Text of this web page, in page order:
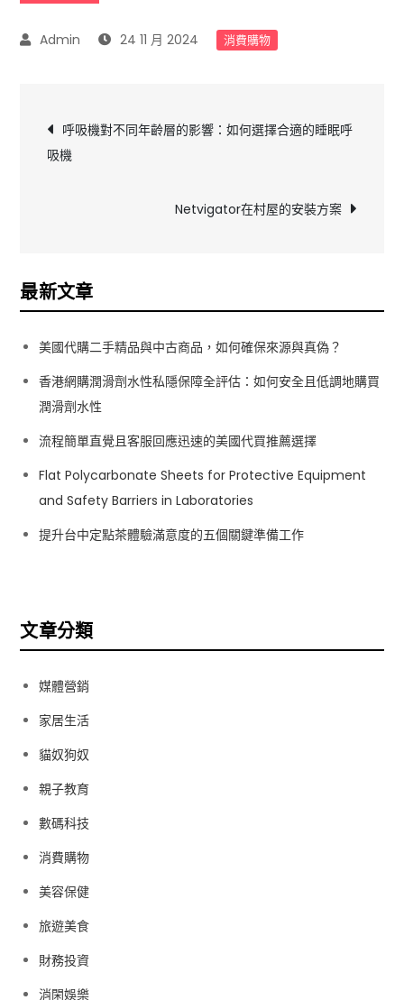
24 11 月 2024 消費購物
文
章
覽
呼吸機對不同年齡層的影響：如何選擇合適的睡眠呼
吸機
Netvigator在村屋的安裝方案
最新文章
美國代購二手精品與中古商品，如何確保來源與真偽？
香港網購潤滑劑水性私隱保障全評估：如何安全且低調地購買
潤滑劑水性
流程簡單直覺且客服回應迅速的美國代買推薦選擇
Flat Polycarbonate Sheets for Protective Equipment
and Safety Barriers in Laboratories
提升台中定點茶體驗滿意度的五個關鍵準備工作
文章分類
媒體營銷
家居生活
貓奴狗奴
親子教育
數碼科技
消費購物
美容保健
旅遊美食
財務投資
消閑娛樂